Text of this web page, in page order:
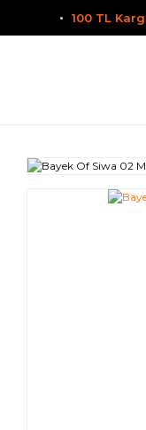
100 TL